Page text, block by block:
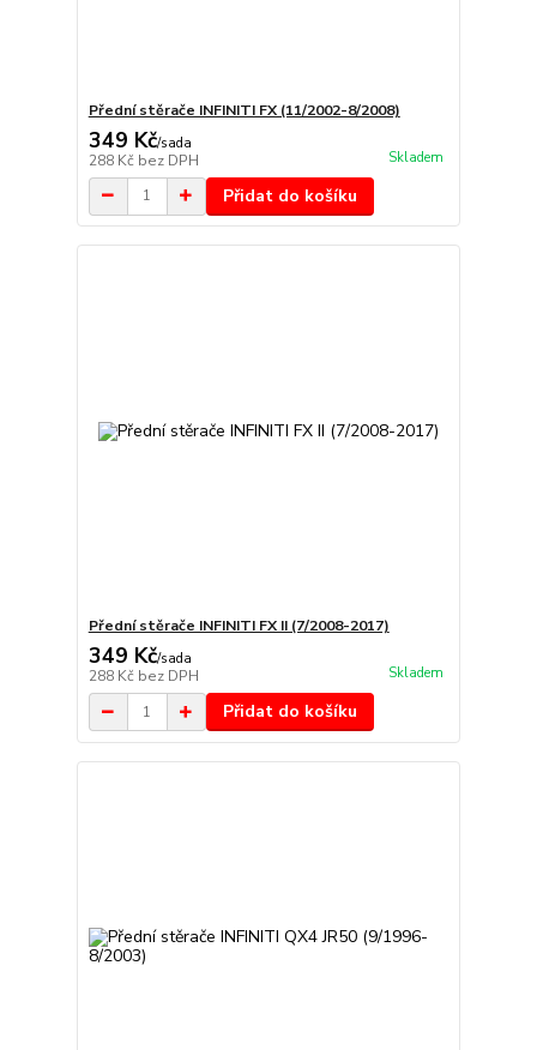
Přední stěrače INFINITI FX (11/2002-8/2008)
349 Kč/sada
288 Kč bez DPH Skladem
Přidat do košíku
Přední stěrače INFINITI FX II (7/2008-2017)
349 Kč/sada
288 Kč bez DPH Skladem
Přidat do košíku